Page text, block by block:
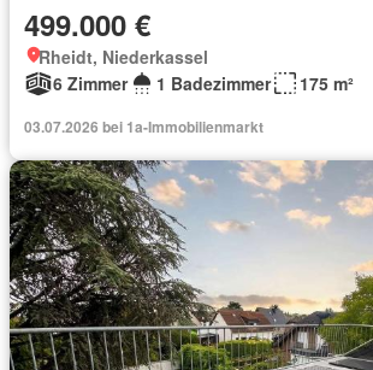
499.000 €
Rheidt, Niederkassel
6 Zimmer
1 Badezimmer 175 m²
03.07.2026 bei 1a-Immobilienmarkt